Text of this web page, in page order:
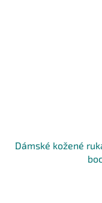
Dámské kožené